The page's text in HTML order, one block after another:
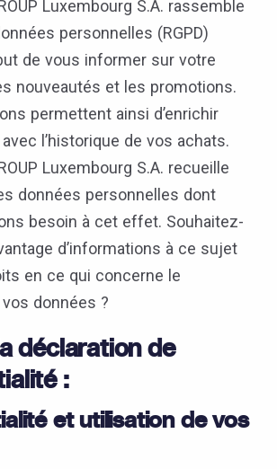
Luxembourg S.A. rassemble
personnelles (RGPD)
de vous informer sur votre
nouveautés et les promotions.
permettent ainsi d’enrichir
l’historique de vos achats.
Luxembourg S.A. recueille
données personnelles dont
besoin à cet effet. Souhaitez-
d’informations à ce sujet
en ce qui concerne le
données ?
déclaration de
:
et utilisation de vos